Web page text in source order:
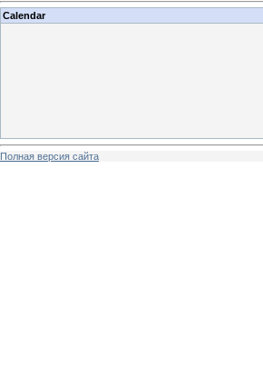
Calendar
Полная версия сайта